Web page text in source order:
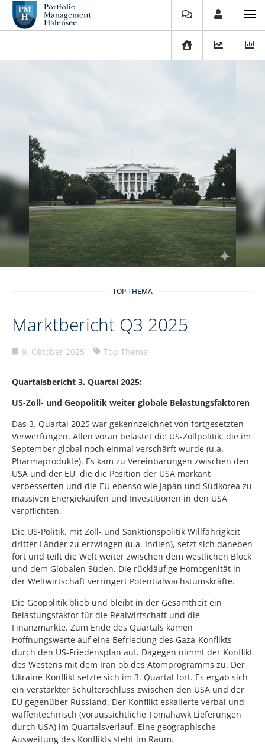
TOP THEMA
Marktbericht Q3 2025
9. Oktober 2025 Top Thema
Quartalsbericht 3. Quartal 2025:
US-Zoll- und Geopolitik weiter globale Belastungsfaktoren
Das 3. Quartal 2025 war gekennzeichnet von fortgesetzten
Verwerfungen. Allen voran belastet die US-Zollpolitik, die im
September global noch einmal verschärft wurde (u.a.
Pharmaprodukte). Es kam zu Vereinbarungen zwischen den
USA und der EU, die die Position der USA markant
verbesserten und die EU ebenso wie Japan und Südkorea zu
massiven Energiekäufen und Investitionen in den USA
verpflichten.
Die US-Politik, mit Zoll- und Sanktionspolitik Willfährigkeit
dritter Länder zu erzwingen (u.a. Indien), setzt sich daneben
fort und teilt die Welt weiter zwischen dem westlichen Block
und dem Globalen Süden. Die rückläufige Homogenität in
der Weltwirtschaft verringert Potentialwachstumskräfte.
Die Geopolitik blieb und bleibt in der Gesamtheit ein
Belastungsfaktor für die Realwirtschaft und die
Finanzmärkte. Zum Ende des Quartals kamen
Hoffnungswerte auf eine Befriedung des Gaza-Konflikts
durch den US-Friedensplan auf. Dagegen nimmt der Konflikt
des Westens mit dem Iran ob des Atomprogramms zu. Der
Ukraine-Konflikt setzte sich im 3. Quartal fort. Es ergab sich
ein verstärkter Schulterschluss zwischen den USA und der
EU gegenüber Russland. Der Konflikt eskalierte verbal und
waffentechnisch (voraussichtliche Tomahawk Lieferungen
durch USA) im Quartalsverlauf. Eine geographische
Ausweitung des Konflikts steht im Raum.